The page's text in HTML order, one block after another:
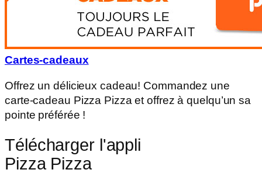
Cartes-cadeaux
Offrez un délicieux cadeau! Commandez une
carte-cadeau Pizza Pizza et offrez à quelqu’un sa
pointe préférée !
Télécharger l'appli
Pizza Pizza